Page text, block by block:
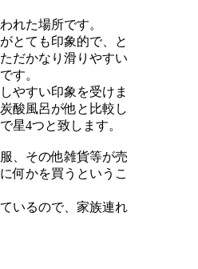
れた場所です。
とても印象的で、と
だかなり滑りやすい
す。
やすい印象を受けま
酸風呂が他と比較し
星4つと致します。
、その他雑貨等が売
何かを買うというこ
いるので、家族連れ